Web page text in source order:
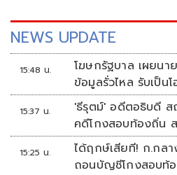
NEWS UPDATE
15:48 น.
โฆษกรัฐบาล เผยน
ข้อมูลรั่วไหล รับเป็น
มั่นคงปลอดภัยข้อมูล
15:37 น.
'ธีรุตม์' อดีตอธิบดี ส
คดีโกงสอบท้องถิ่น
สัปดาห์หน้า
15:25 น.
ได้ฤกษ์เสียที! ก.กล
ถอนบัญชีโกงสอบท้